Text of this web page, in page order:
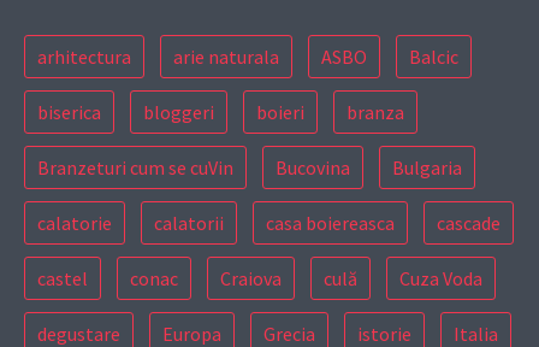
arhitectura arie naturala ASBO Balcic
biserica bloggeri boieri branza
Branzeturi cum se cuVin Bucovina Bulgaria
calatorie calatorii casa boiereasca cascade
castel conac Craiova culă Cuza Voda
degustare Europa Grecia istorie Italia